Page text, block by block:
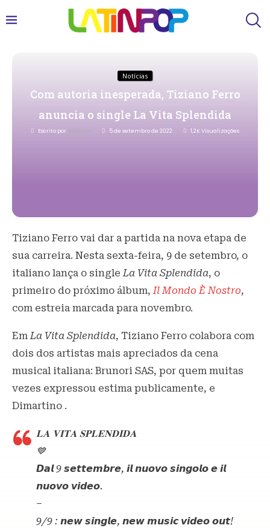
Notícias
Com autoria inesperada, Tiziano Ferro
anuncia o single La Vita Splendida
Escrito por Redacao 5 de setembro de 2022 1,2K Visualizações
Tiziano Ferro vai dar a partida na nova etapa de
sua carreira. Nesta sexta-feira, 9 de setembro, o
italiano lança o single La Vita Splendida, o
primeiro do próximo álbum,Il Mondo È Nostro,
com estreia marcada para novembro.
EmLa Vita Splendida, Tiziano Ferro colabora com
dois dos artistas mais apreciados da cena
musical italiana: Brunori SAS, por quem muitas
vezes expressou estima publicamente, e
Dimartino .
𝐋𝐀 𝐕𝐈𝐓𝐀 𝐒𝐏𝐋𝐄𝐍𝐃𝐈𝐃𝐀
💙
𝘿𝙖𝙡 9 𝙨𝙚𝙩𝙩𝙚𝙢𝙗𝙧𝙚, 𝙞𝙡 𝙣𝙪𝙤𝙫𝙤 𝙨𝙞𝙣𝙜𝙤𝙡𝙤 𝙚 𝙞𝙡
𝙣𝙪𝙤𝙫𝙤 𝙫𝙞𝙙𝙚𝙤.
–
9/9 : 𝙣𝙚𝙬 𝙨𝙞𝙣𝙜𝙡𝙚, 𝙣𝙚𝙬 𝙢𝙪𝙨𝙞𝙘 𝙫𝙞𝙙𝙚𝙤 𝙤𝙪𝙩!